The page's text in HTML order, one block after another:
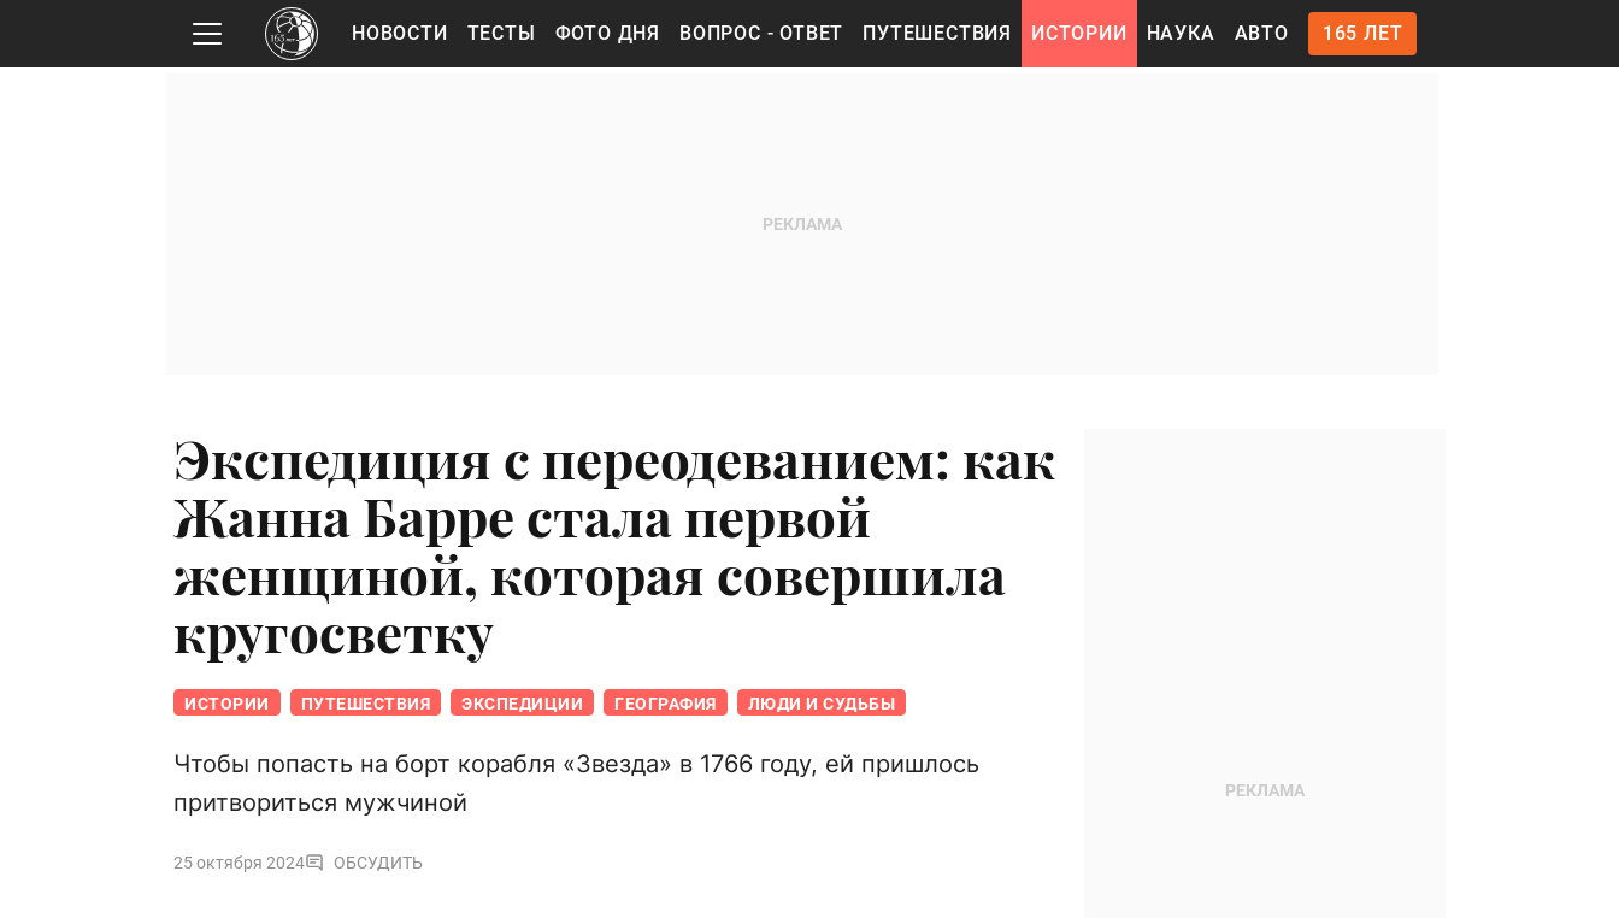
НОВОСТИ ТЕСТЫ ФОТО ДНЯ ВОПРОС - ОТВЕТ ПУТЕШЕСТВИЯ ИСТОРИИ НАУКА АВТО 165 ЛЕТ
Экспедиция с переодеванием: как
Жанна Барре стала первой
женщиной, которая совершила
кругосветку
ИСТОРИИ ПУТЕШЕСТВИЯ ЭКСПЕДИЦИИ ГЕОГРАФИЯ ЛЮДИ И СУДЬБЫ
Чтобы попасть на борт корабля «Звезда» в 1766 году, ей пришлось
притвориться мужчиной
25 октября 2024 ОБСУДИТЬ